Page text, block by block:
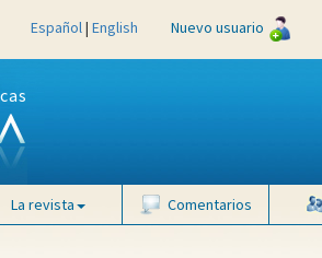
Español| English Nuevo usuario
La revista Comentarios